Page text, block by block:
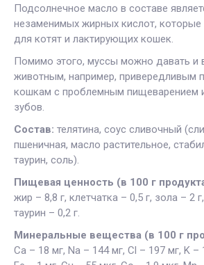
Подсолнечное масло в составе
незаменимых жирных кислот,
для котят и лактирующих кошек.
Помимо этого, муссы можно давать и
животным, например, привередливым
кошкам с проблемным пищеварением и
зубов.
Состав: телятина, соус сливочный
пшеничная, масло растительное,
таурин, соль).
Пищевая ценность (в 100 г
жир – 8,8 г, клетчатка – 0,5 г, зола – 2
таурин – 0,2 г.
Минеральные вещества (в 100 г
Ca – 18 мг, Na – 144 мг, Cl – 197 мг, K –